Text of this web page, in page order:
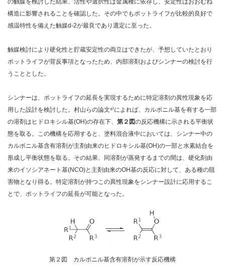
の触媒を検討した結果、活性や選択性は金属種に依存し、安定性はおおむね
構造に影響されることを確認した。その中でもポットライフが比較的良好で
感温特性を備えた触媒d-2が最良であり選定に至った。
触媒検討により硬化性と貯蔵安定性の両立はできたが、予想していたとおり
ポットライフが背反事項となったため、内部溶剤およびシンナーの検討を行
うこととした。
シンナーは、ポットライフの延長を実現するために特定溶剤の異性現象を応
用した設計を検討した。村山らの論文⁸⁾によれば、カルボニル基を有する一部
の溶剤はヒドロキシル基(OH)の存在下、 第２図の反応機構に示される平衡状
態を取る。この機構を応用すると、塗料混合液中においては、シンナー中の
カルボニル基含有溶剤が主剤由来のヒドロキシル基(OH)の一部と水素結合を
形成し平衡状態を取る。その結果、同溶剤が蒸発するまでの間は、硬化剤由
来のイソシアネート基(NCO)と主剤由来のOH基の反応に対して、ある種の阻
害物となり得る。特定溶剤が持つこの異性現象をシンナー設計に応用するこ
とで、ポットライフの延長が可能となった。
第２図 カルボニル基含有溶剤が示す反応機構